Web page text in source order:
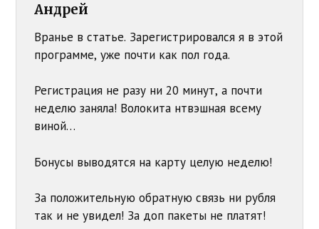
Андрей
Вранье в статье. Зарегистрировался я в этой
программе, уже почти как пол года.
Регистрация не разу ни 20 минут, а почти
неделю заняла! Волокита нтвэшная всему
виной…
Бонусы выводятся на карту целую неделю!
За положительную обратную связь ни рубля
так и не увидел! За доп пакеты не платят!